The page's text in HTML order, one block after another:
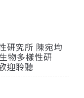
研究所 陳宛均
物多樣性研
迎聆聽